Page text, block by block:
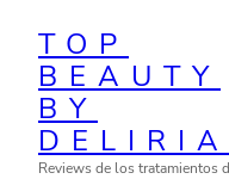
content
TOP
BEAUTY
BY
DELIRIA
Reviews de los tratamientos